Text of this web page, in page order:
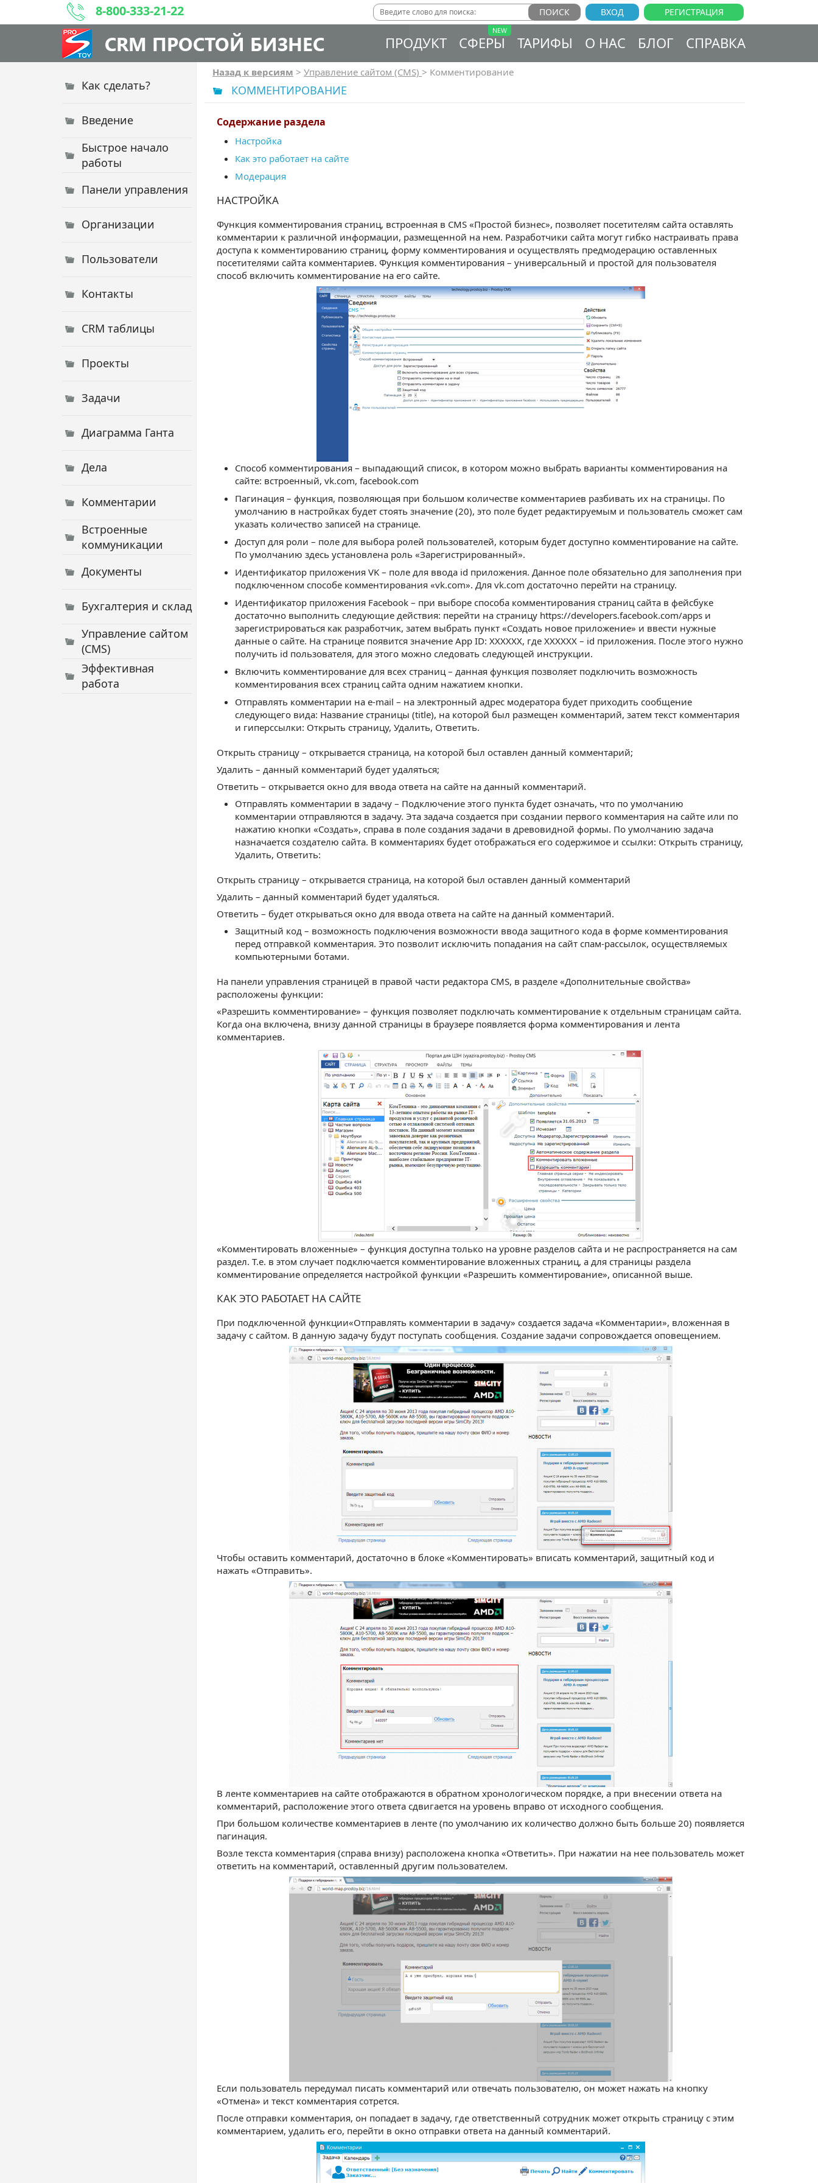
8-800-333-21-22 РЕГИСТРАЦИЯ
ВХОД
CRM ПРОСТОЙ БИЗНЕС ПРОДУКТ СФЕРЫ ТАРИФЫ О НАС БЛОГ СПРАВКА
Как сделать?
Введение
Быстрое начало
работы
Панели управления
Организации
Пользователи
Контакты
CRM таблицы
Проекты
Задачи
Диаграмма Ганта
Дела
Комментарии
Встроенные
коммуникации
Документы
Бухгалтерия и склад
Управление сайтом
(CMS)
Эффективная
работа
Назад к версиям > Управление сайтом (CMS) > Комментирование
КОММЕНТИРОВАНИЕ
Содержание раздела
Настройка
Как это работает на сайте
Модерация
НАСТРОЙКА
Функция комментирования страниц, встроенная в CMS «Простой бизнес», позволяет посетителям сайта оставлять
комментарии к различной информации, размещенной на нем. Разработчики сайта могут гибко настраивать права
доступа к комментированию страниц, форму комментирования и осуществлять предмодерацию оставленных
посетителями сайта комментариев. Функция комментирования – универсальный и простой для пользователя
способ включить комментирование на его сайте.
Способ комментирования – выпадающий список, в котором можно выбрать варианты комментирования на
сайте: встроенный, vk.com, facebook.com
Пагинация – функция, позволяющая при большом количестве комментариев разбивать их на страницы. По
умолчанию в настройках будет стоять значение (20), это поле будет редактируемым и пользователь сможет сам
указать количество записей на странице.
Доступ для роли – поле для выбора ролей пользователей, которым будет доступно комментирование на сайте.
По умолчанию здесь установлена роль «Зарегистрированный».
Идентификатор приложения VK – поле для ввода id приложения. Данное поле обязательно для заполнения при
подключенном способе комментирования «vk.com». Для vk.com достаточно перейти на страницу.
Идентификатор приложения Facebook – при выборе способа комментирования страниц сайта в фейсбуке
достаточно выполнить следующие действия: перейти на страницу https://developers.facebook.com/apps и
зарегистрироваться как разработчик, затем выбрать пункт «Создать новое приложение» и ввести нужные
данные о сайте. На странице появится значение App ID: XXXXXX, где XXXXXX – id приложения. После этого нужно
получить id пользователя, для этого можно следовать следующей инструкции.
Включить комментирование для всех страниц – данная функция позволяет подключить возможность
комментирования всех страниц сайта одним нажатием кнопки.
Отправлять комментарии на e-mail – на электронный адрес модератора будет приходить сообщение
следующего вида: Название страницы (title), на которой был размещен комментарий, затем текст комментария
и гиперссылки: Открыть страницу, Удалить, Ответить.
Открыть страницу – открывается страница, на которой был оставлен данный комментарий;
Удалить – данный комментарий будет удаляться;
Ответить – открывается окно для ввода ответа на сайте на данный комментарий.
Отправлять комментарии в задачу – Подключение этого пункта будет означать, что по умолчанию
комментарии отправляются в задачу. Эта задача создается при создании первого комментария на сайте или по
нажатию кнопки «Создать», справа в поле создания задачи в древовидной формы. По умолчанию задача
назначается создателю сайта. В комментариях будет отображаться его содержимое и ссылки: Открыть страницу,
Удалить, Ответить:
Открыть страницу – открывается страница, на которой был оставлен данный комментарий
Удалить – данный комментарий будет удаляться.
Ответить – будет открываться окно для ввода ответа на сайте на данный комментарий.
Защитный код – возможность подключения возможности ввода защитного кода в форме комментирования
перед отправкой комментария. Это позволит исключить попадания на сайт спам-рассылок, осуществляемых
компьютерными ботами.
На панели управления страницей в правой части редактора CMS, в разделе «Дополнительные свойства»
расположены функции:
«Разрешить комментирование» – функция позволяет подключать комментирование к отдельным страницам сайта.
Когда она включена, внизу данной страницы в браузере появляется форма комментирования и лента
комментариев.
«Комментировать вложенные» – функция доступна только на уровне разделов сайта и не распространяется на сам
раздел. Т.е. в этом случает подключается комментирование вложенных страниц, а для страницы раздела
комментирование определяется настройкой функции «Разрешить комментирование», описанной выше.
КАК ЭТО РАБОТАЕТ НА САЙТЕ
При подключенной функции«Отправлять комментарии в задачу» создается задача «Комментарии», вложенная в
задачу с сайтом. В данную задачу будут поступать сообщения. Создание задачи сопровождается оповещением.
Чтобы оставить комментарий, достаточно в блоке «Комментировать» вписать комментарий, защитный код и
нажать «Отправить».
В ленте комментариев на сайте отображаются в обратном хронологическом порядке, а при внесении ответа на
комментарий, расположение этого ответа сдвигается на уровень вправо от исходного сообщения.
При большом количестве комментариев в ленте (по умолчанию их количество должно быть больше 20) появляется
пагинация.
Возле текста комментария (справа внизу) расположена кнопка «Ответить». При нажатии на нее пользователь может
ответить на комментарий, оставленный другим пользователем.
Если пользователь передумал писать комментарий или отвечать пользователю, он может нажать на кнопку
«Отмена» и текст комментария сотрется.
После отправки комментария, он попадает в задачу, где ответственный сотрудник может открыть страницу с этим
комментарием, удалить его, перейти в окно отправки ответа на данный комментарий.